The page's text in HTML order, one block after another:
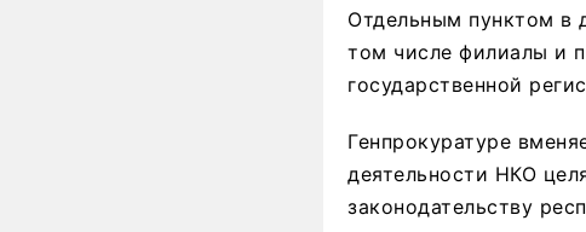
Отдельным пунктом в
том числе филиалы и
государственной
Генпрокуратуре
деятельности НКО
законодательству